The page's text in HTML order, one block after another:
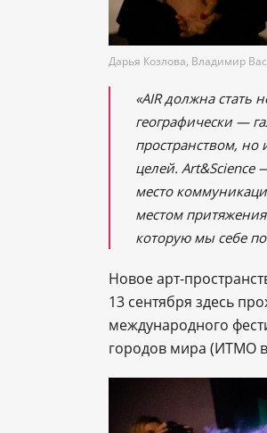
Дарья Козлова, Владимир
«AIR должна стать
географически —
пространством,
целей. Art&Science
место
местом
которую мы себе
Новое арт-
13 сентября здесь
международного
городов мира (ИТМО